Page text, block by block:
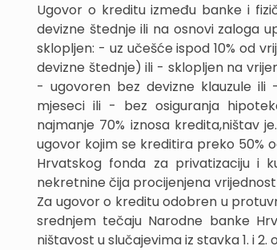
Ugovor o kreditu između banke i
devizne štednje ili na osnovi zaloga
sklopljen: - uz učešće ispod 10% od
devizne štednje) ili - sklopljen na
- ugovoren bez devizne klauzule
mjeseci ili - bez osiguranja
najmanje 70% iznosa kredita,ništav
ugovor kojim se kreditira preko 50%
Hrvatskog fonda za privatizaciju i
nekretnine čija procijenjena
Za ugovor o kreditu odobren u
srednjem tečaju Narodne banke
ništavost u slučajevima iz stavka 1. i 2.